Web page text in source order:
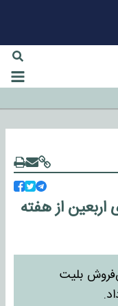
از هفته
بلیت